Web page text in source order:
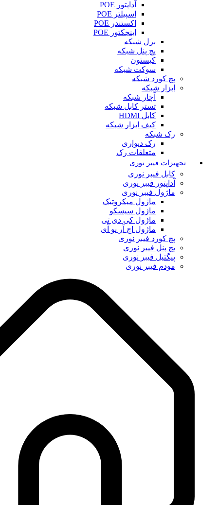
آداپتور POE
اسپیلتر POE
اکستندر POE
اینجکتور POE
برل شبکه
پچ پنل شبکه
کیستون
سوکت شبکه
پچ کورد شبکه
ابزار شبکه
آچار شبکه
تستر کابل شبکه
کابل HDMI
کیف ابزار شبکه
رک شبکه
رک دیواری
متعلقات رک
تجهیزات فیبر نوری
کابل فیبر نوری
آداپتور فیبر نوری
ماژول فیبر نوری
ماژول میکروتیک
ماژول سیسکو
ماژول کی دی تی
ماژول اچ آر یو آی
پچ کورد فیبر نوری
پچ پنل فیبر نوری
پیگتیل فیبر نوری
مودم فیبر نوری